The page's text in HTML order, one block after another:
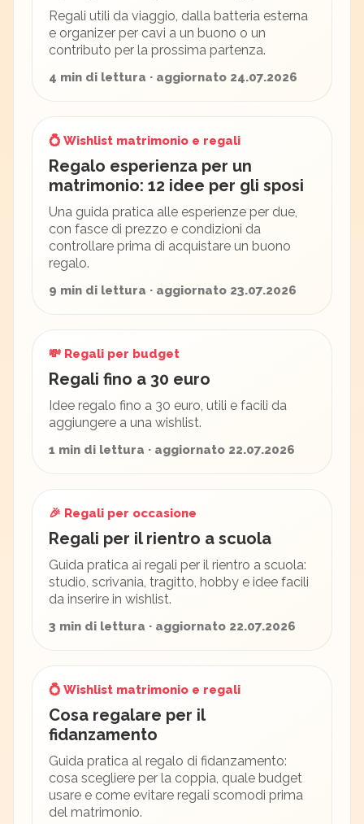
Regali utili da viaggio, dalla batteria esterna
e organizer per cavi a un buono o un
contributo per la prossima partenza.
4 min di lettura · aggiornato 24.07.2026
💍 Wishlist matrimonio e regali
Regalo esperienza per un
matrimonio: 12 idee per gli sposi
Una guida pratica alle esperienze per due,
con fasce di prezzo e condizioni da
controllare prima di acquistare un buono
regalo.
9 min di lettura · aggiornato 23.07.2026
💸 Regali per budget
Regali fino a 30 euro
Idee regalo fino a 30 euro, utili e facili da
aggiungere a una wishlist.
1 min di lettura · aggiornato 22.07.2026
🎉 Regali per occasione
Regali per il rientro a scuola
Guida pratica ai regali per il rientro a scuola:
studio, scrivania, tragitto, hobby e idee facili
da inserire in wishlist.
3 min di lettura · aggiornato 22.07.2026
💍 Wishlist matrimonio e regali
Cosa regalare per il
fidanzamento
Guida pratica al regalo di fidanzamento:
cosa scegliere per la coppia, quale budget
usare e come evitare regali scomodi prima
del matrimonio.